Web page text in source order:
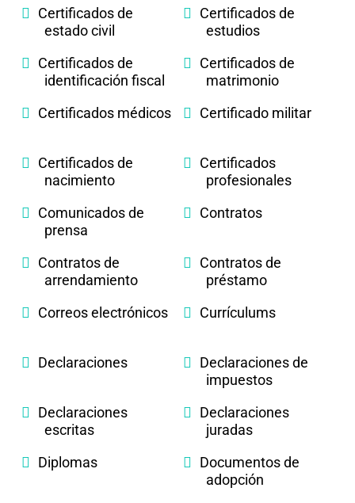
Certificados de
estado civil
Certificados de
estudios
Certificados de
identificación fiscal
Certificados de
matrimonio
Certificados médicos
Certificado militar
Certificados de
nacimiento
Certificados
profesionales
Comunicados de
prensa
Contratos
Contratos de
arrendamiento
Contratos de
préstamo
Correos electrónicos
Currículums
Declaraciones
Declaraciones de
impuestos
Declaraciones
escritas
Declaraciones
juradas
Diplomas
Documentos de
adopción